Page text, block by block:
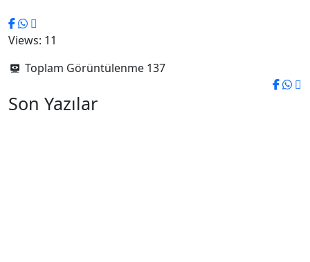
Views: 11
Toplam Görüntülenme 137
Son Yazılar